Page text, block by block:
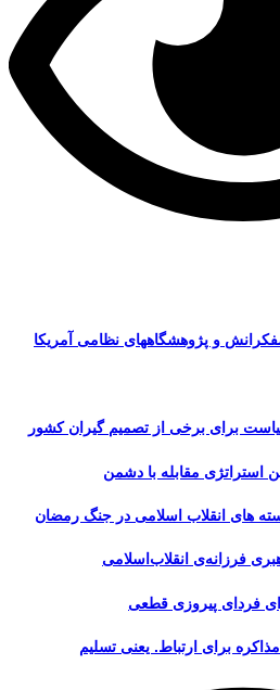
و پژوهشگاههای نظامی آمریکا
برای برخی از تصمیم گیران کشور
استراتژی مقابله با دشمن
های انقلاب اسلامی در جنگ رمضان
فرزانه‌ی انقلاب‌اسلامی
فردای پیروزی قطعی
برای ارتباط. یعنی تسلیم